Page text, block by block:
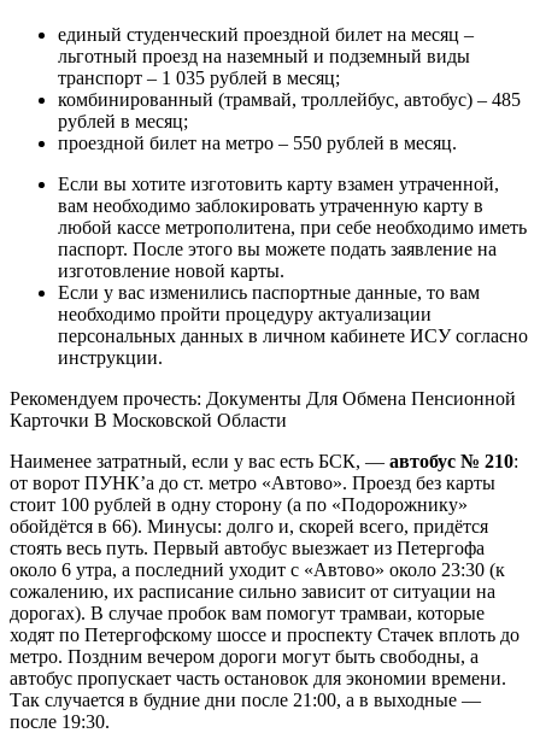
единый студенческий проездной билет на месяц –
льготный проезд на наземный и подземный виды
транспорт – 1 035 рублей в месяц;
комбинированный (трамвай, троллейбус, автобус) – 485
рублей в месяц;
проездной билет на метро – 550 рублей в месяц.
Если вы хотите изготовить карту взамен утраченной,
вам необходимо заблокировать утраченную карту в
любой кассе метрополитена, при себе необходимо иметь
паспорт. После этого вы можете подать заявление на
изготовление новой карты.
Если у вас изменились паспортные данные, то вам
необходимо пройти процедуру актуализации
персональных данных в личном кабинете ИСУ согласно
инструкции.
Рекомендуем прочесть: Документы Для Обмена Пенсионной
Карточки В Московской Области
Наименее затратный, если у вас есть БСК, — автобус № 210:
от ворот ПУНК’а до ст. метро «Автово». Проезд без карты
стоит 100 рублей в одну сторону (а по «Подорожнику»
обойдётся в 66). Минусы: долго и, скорей всего, придётся
стоять весь путь. Первый автобус выезжает из Петергофа
около 6 утра, а последний уходит с «Автово» около 23:30 (к
сожалению, их расписание сильно зависит от ситуации на
дорогах). В случае пробок вам помогут трамваи, которые
ходят по Петергофскому шоссе и проспекту Стачек вплоть до
метро. Поздним вечером дороги могут быть свободны, а
автобус пропускает часть остановок для экономии времени.
Так случается в будние дни после 21:00, а в выходные —
после 19:30.